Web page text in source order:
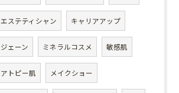
エステティシャン キャリアアップ
ジェーン ミネラルコスメ 敏感肌
アトピー肌 メイクショー